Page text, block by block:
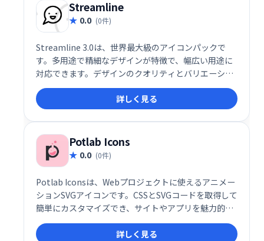
Streamline
0.0 (0件)
Streamline 3.0は、世界最大級のアイコンパックで
す。多用途で精細なデザインが特徴で、幅広い用途に
対応できます。デザインのクオリティとバリエーショ
ンの豊富さで、あなたのプロジェクトをワンランク上
に引き上げます。
詳しく見る
Potlab Icons
0.0 (0件)
Potlab Iconsは、Webプロジェクトに使えるアニメー
ションSVGアイコンです。CSSとSVGコードを取得して
簡単にカスタマイズでき、サイトやアプリを魅力的に
演出します。 豊富なアイコンバリエーションで、あな
たのデザインをワンランクアップさせましょう。
詳しく見る